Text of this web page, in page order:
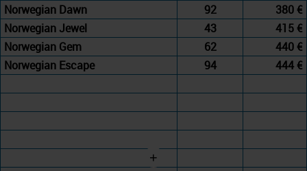
Norwegian Dawn
92
380 €
Norwegian Jewel
43
415 €
Norwegian Gem
62
440 €
Norwegian Escape
94 444 €
+